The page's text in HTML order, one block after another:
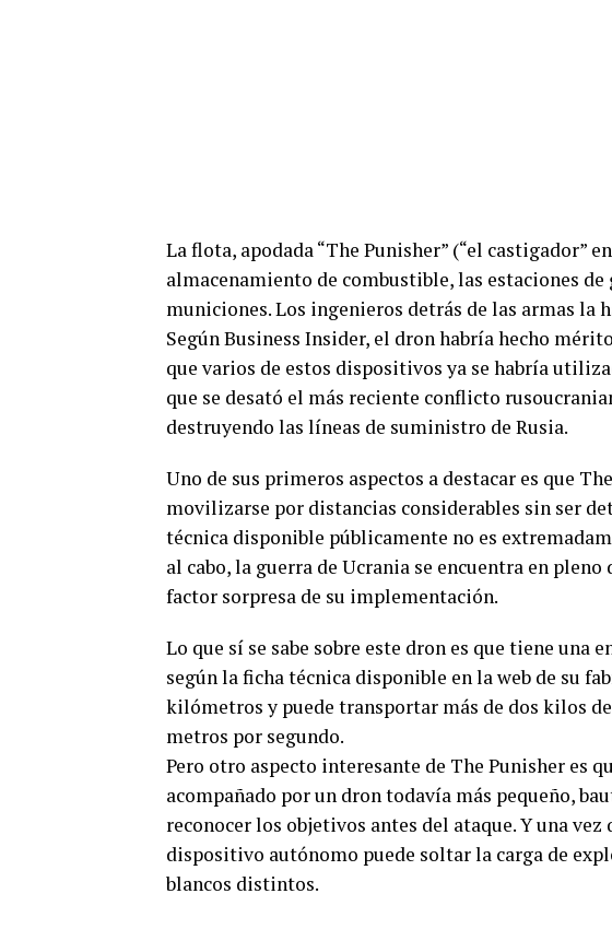
La flota, apodada “The Punisher” (“el castigador”
almacenamiento de combustible, las estaciones
municiones. Los ingenieros detrás de las armas la
Según Business Insider, el dron habría hecho
que varios de estos dispositivos ya se habría
que se desató el más reciente conflicto
destruyendo las líneas de suministro de Rusia.
Uno de sus primeros aspectos a destacar es que
movilizarse por distancias considerables sin ser
técnica disponible públicamente no es
al cabo, la guerra de Ucrania se encuentra en
factor sorpresa de su implementación.
Lo que sí se sabe sobre este dron es que tiene una
según la ficha técnica disponible en la web de su
kilómetros y puede transportar más de dos kilos
metros por segundo.
Pero otro aspecto interesante de The Punisher es
acompañado por un dron todavía más pequeño,
reconocer los objetivos antes del ataque. Y una vez
dispositivo autónomo puede soltar la carga de
blancos distintos.